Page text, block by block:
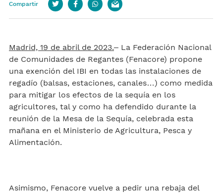
Compartir TwitterFacebookwhatsapp
email
Madrid, 19 de abril de 2023.– La Federación Nacional
de Comunidades de Regantes (Fenacore) propone
una exención del IBI en todas las instalaciones de
regadío (balsas, estaciones, canales…) como medida
para mitigar los efectos de la sequía en los
agricultores, tal y como ha defendido durante la
reunión de la Mesa de la Sequía, celebrada esta
mañana en el Ministerio de Agricultura, Pesca y
Alimentación.
Asimismo, Fenacore vuelve a pedir una rebaja del